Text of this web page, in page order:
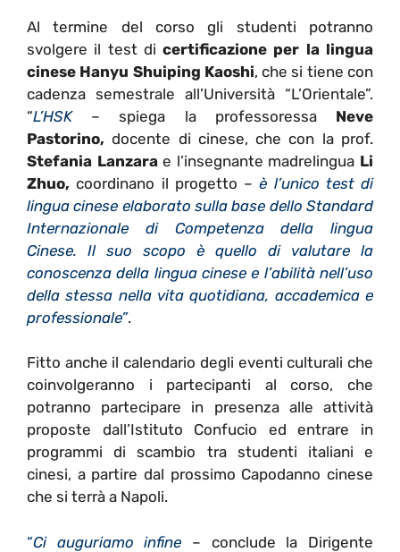
Al termine del corso gli studenti potranno
svolgere il test dicertificazione per la lingua
cinese Hanyu Shuiping Kaoshi, che si tiene con
cadenza semestrale all’Università “L’Orientale”.
“L’HSK– spiega la professoressa Neve
Pastorino,docente di cinese, che con la prof.
Stefania Lanzarae l’insegnante madrelingua Li
Zhuo,coordinano il progetto –è l’unico test di
lingua cinese elaborato sulla base dello Standard
Internazionale di Competenza della lingua
Cinese. Il suo scopo è quello di valutare la
conoscenza della lingua cinese e l’abilità nell’uso
della stessa nella vita quotidiana, accademica e
professionale”.
Fitto anche il calendario degli eventi culturali che
coinvolgeranno i partecipanti al corso, che
potranno partecipare in presenza alle attività
proposte dall’Istituto Confucio ed entrare in
programmi di scambio tra studenti italiani e
cinesi, a partire dal prossimo Capodanno cinese
che si terrà a Napoli.
“Ci auguriamo infine – conclude la Dirigente